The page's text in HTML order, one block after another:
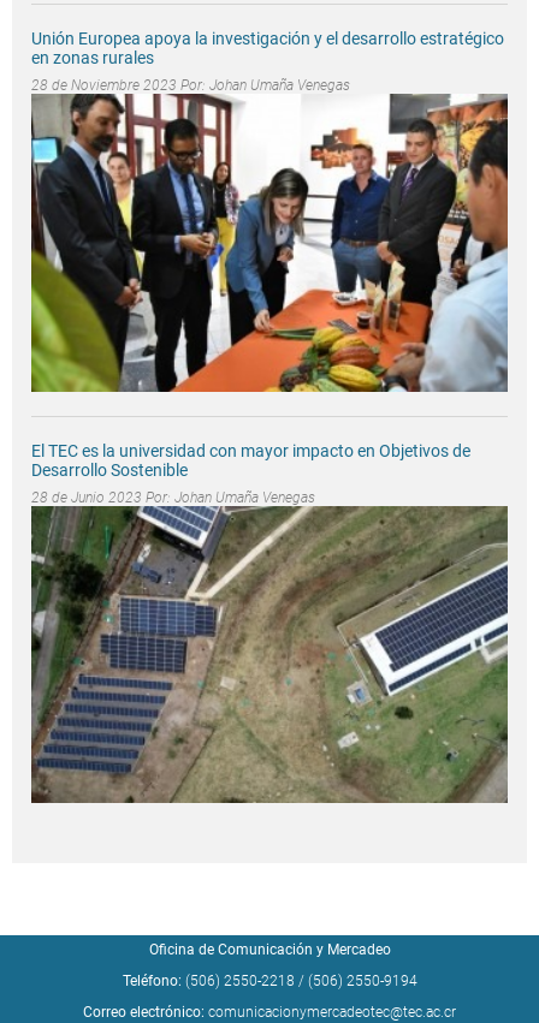
Unión Europea apoya la investigación y el desarrollo estratégico
en zonas rurales
28 de Noviembre 2023 Por: Johan Umaña Venegas
El TEC es la universidad con mayor impacto en Objetivos de
Desarrollo Sostenible
28 de Junio 2023 Por: Johan Umaña Venegas
Oficina de Comunicación y Mercadeo
Teléfono: (506) 2550-2218 / (506) 2550-9194
Correo electrónico: comunicacionymercadeotec@tec.ac.cr